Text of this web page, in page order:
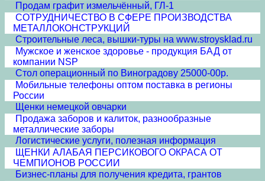
Продам графит измельчённый, ГЛ-1
СОТРУДНИЧЕСТВО В СФЕРЕ ПРОИЗВОДСТВА
МЕТАЛЛОКОНСТРУКЦИЙ
Строительные леса, вышки-туры на www.stroysklad.ru
Мужское и женское здоровье - продукция БАД от
компании NSP
Стол операционный по Виноградову 25000-00р.
Мобильные телефоны оптом поставка в регионы
России
Щенки немецкой овчарки
Продажа заборов и калиток, разнообразные
металлические заборы
Логистические услуги, полезная информация
ЩЕНКИ АЛАБАЯ ПЕРСИКОВОГО ОКРАСА ОТ
ЧЕМПИОНОВ РОССИИ
Бизнес-планы для получения кредита, грантов